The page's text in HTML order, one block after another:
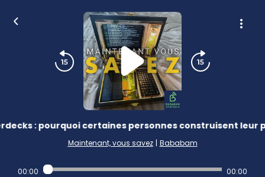
: pourquoi certaines personnes construisent leur
Maintenant, vous savez | Bababam
00:00 00:00